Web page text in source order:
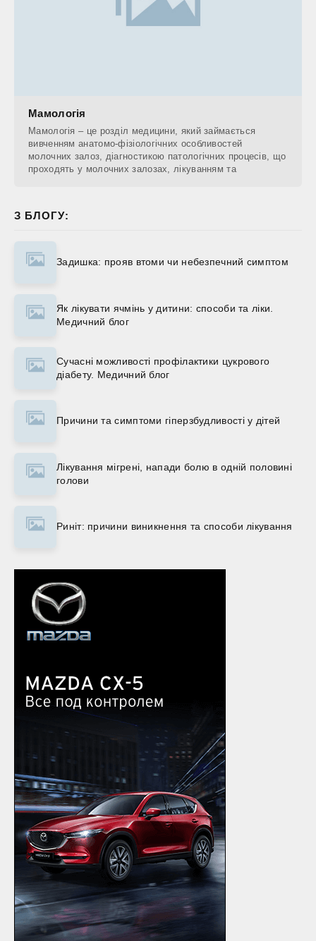
Мамологія
Мамологія – це розділ медицини, який займається
вивченням анатомо-фізіологічних особливостей
молочних залоз, діагностикою патологічних процесів, що
проходять у молочних залозах, лікуванням та
З БЛОГУ:
Задишка: прояв втоми чи небезпечний симптом
Як лікувати ячмінь у дитини: способи та ліки.
Медичний блог
Сучасні можливості профілактики цукрового
діабету. Медичний блог
Причини та симптоми гіперзбудливості у дітей
Лікування мігрені, напади болю в одній половині
голови
Риніт: причини виникнення та способи лікування